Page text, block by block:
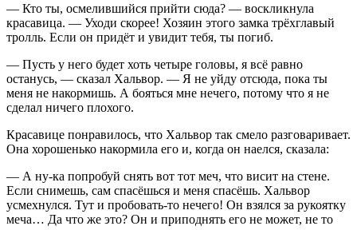
— Кто ты, осмелившийся прийти сюда? — воскликнула
красавица. — Уходи скорее! Хозяин этого замка трёхглавый
тролль. Если он придёт и увидит тебя, ты погиб.
— Пусть у него будет хоть четыре головы, я всё равно
останусь, — сказал Хальвор. — Я не уйду отсюда, пока ты
меня не накормишь. А бояться мне нечего, потому что я не
сделал ничего плохого.
Красавице понравилось, что Хальвор так смело разговаривает.
Она хорошенько накормила его и, когда он наелся, сказала:
— А ну-ка попробуй снять вот тот меч, что висит на стене.
Если снимешь, сам спасёшься и меня спасёшь. Хальвор
усмехнулся. Тут и пробовать-то нечего! Он взялся за рукоятку
меча… Да что же это? Он и приподнять его не может, не то